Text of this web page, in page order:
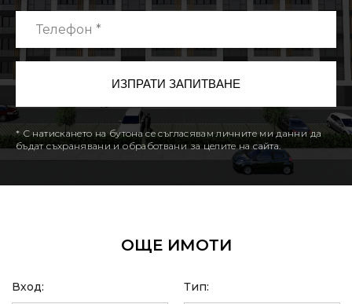
* С натискането на бутона се съгласявам личните ми данни да
бъдат съхранявани и обработвани за целите на сайта.
ОЩЕ ИМОТИ
Вход: Тип: